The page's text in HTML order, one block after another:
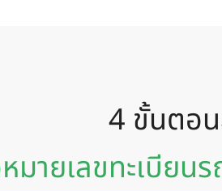
4 ขั้นตอ
มายเลขทะเบียนร